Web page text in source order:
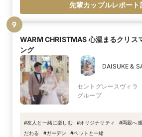
先輩カップルレポート
9
WARM CHRISTMAS 心温まるクリス
ング
DAISUKE &
セントグレースヴィ
グループ
#友人と一緒に楽しむ #オリジナリティ #両親へ
だわる
#ガーデン #ペットと一緒